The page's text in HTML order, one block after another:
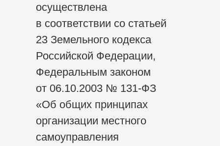
осуществлена
в соответствии со статьей
23 Земельного кодекса
Российской Федерации,
Федеральным законом
от 06.10.2003 № 131-ФЗ
«Об общих принципах
организации местного
самоуправления